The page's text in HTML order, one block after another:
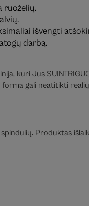
ruoželių.
išvengti
darbą.
kuri Jus
gali neatitikti
Produktas